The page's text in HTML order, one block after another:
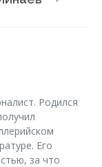
Родился
Его
за что